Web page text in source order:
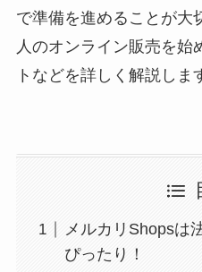
で準備を進めることが大
人のオンライン販売を始
トなどを詳しく解説しま
メルカリShopsは
ぴったり！